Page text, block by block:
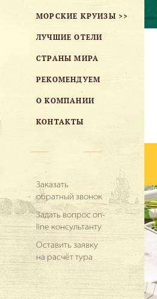
МОРСКИЕ КРУИЗЫ >>
ЛУЧШИЕ ОТЕЛИ
СТРАНЫ МИРА
РЕКОМЕНДУЕМ
О КОМПАНИИ
КОНТАКТЫ
Заказать
обратный звонок
Задать вопрос on-
line консультанту
Оставить заявку
на расчёт тура